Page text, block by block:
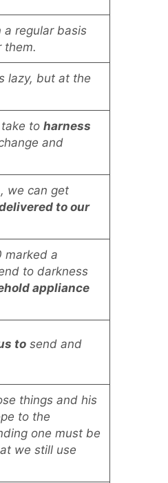
a regular basis
them.
lazy, but at the
to harness
and
we can get
to our
marked a
to darkness
appliance
to send and
things and his
to the
one must be
we still use